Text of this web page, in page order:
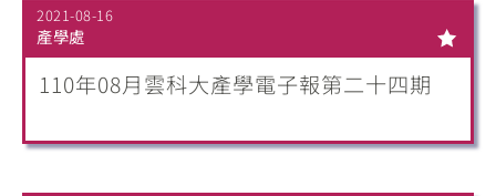
2021-08-16
產學處
110年08月雲科大產學電子報第二十四期